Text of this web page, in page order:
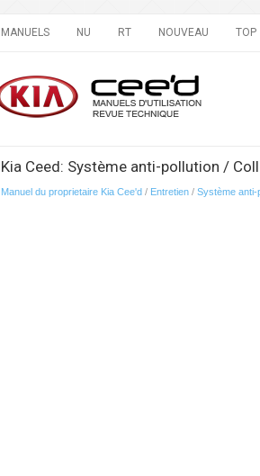
MANUELS NU RT NOUVEAU TOP
Kia Ceed: Système anti-pollution /
Manuel du proprietaire Kia Cee'd / Entretien / Système anti-